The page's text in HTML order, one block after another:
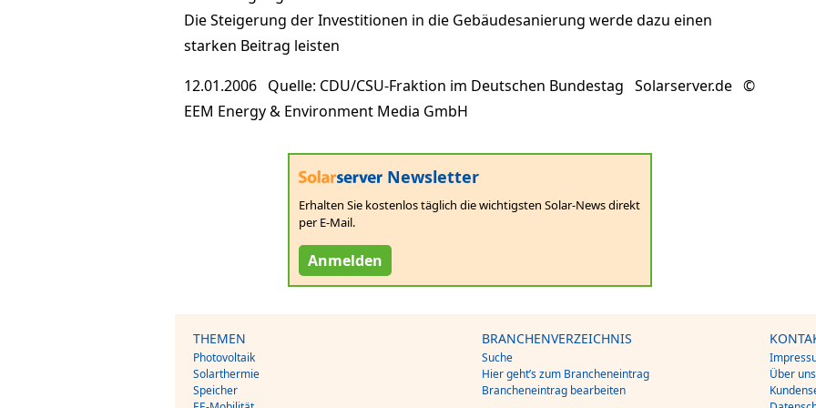
Die Steigerung der Investitionen in die Gebäudesanierung werde dazu einen
starken Beitrag leisten
12.01.2006 Quelle: CDU/CSU-Fraktion im Deutschen Bundestag Solarserver.de ©
EEM Energy & Environment Media GmbH
Newsletter
Erhalten Sie kostenlos täglich die wichtigsten Solar-News direkt
per E-Mail.
Anmelden
THEMEN
Photovoltaik
Solarthermie
Speicher
BRANCHENVERZEICHNIS
Suche
Hier geht’s zum Brancheneintrag
Brancheneintrag bearbeiten
Über uns